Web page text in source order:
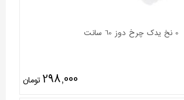
0 نخ یدک چرخ دوز 60 سانت
298,000 تومان